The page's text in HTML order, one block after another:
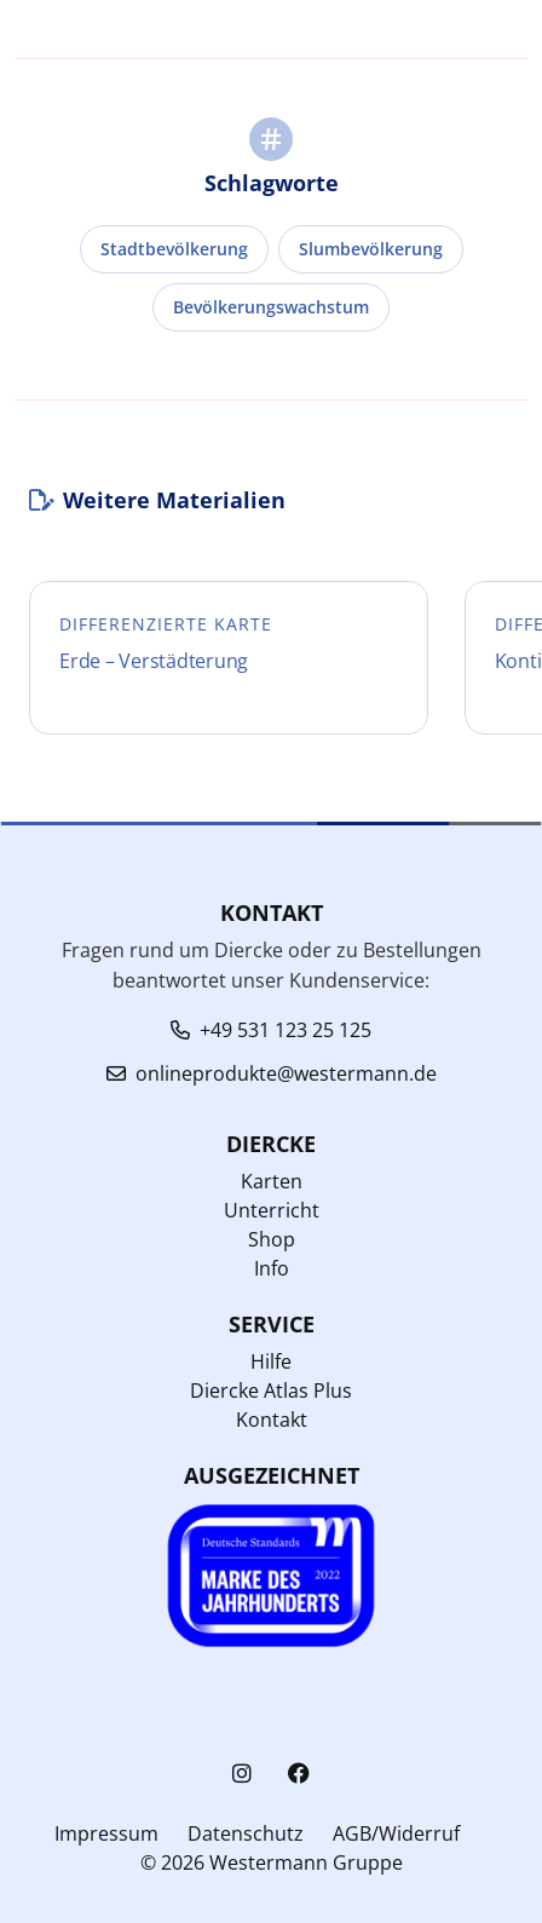
Schlagworte
Stadtbevölkerung Slumbevölkerung
Bevölkerungswachstum
Weitere Materialien
DIFFERENZIERTE KARTE
Erde – Verstädterung
KONTAKT
Fragen rund um Diercke oder zu Bestellungen
beantwortet unser Kundenservice:
+49 531 123 25 125
onlineprodukte@westermann.de
DIERCKE
Karten
Unterricht
Shop
Info
SERVICE
Hilfe
Diercke Atlas Plus
Kontakt
AUSGEZEICHNET
Impressum Datenschutz
AGB/Widerruf
© 2026 Westermann Gruppe